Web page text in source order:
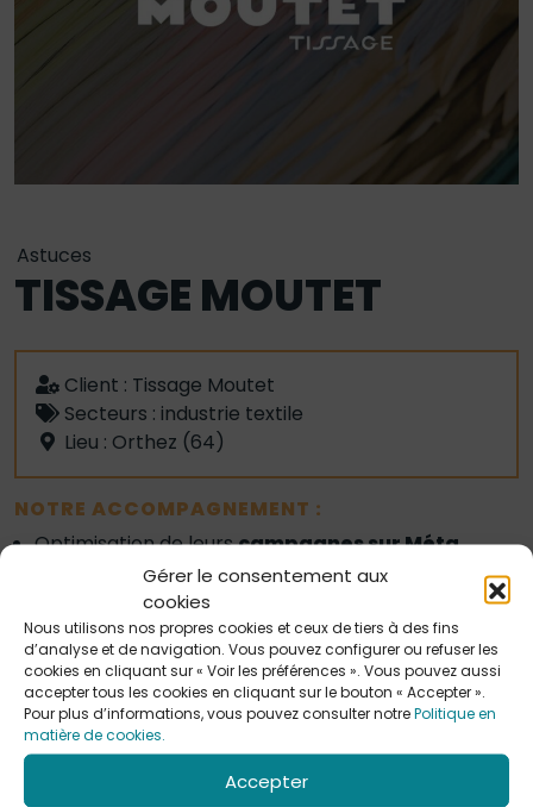
Gérer le consentement aux
cookies
Nous utilisons nos propres cookies et ceux de tiers à des fins
d’analyse et de navigation. Vous pouvez configurer ou refuser les
cookies en cliquant sur « Voir les préférences ». Vous pouvez aussi
accepter tous les cookies en cliquant sur le bouton « Accepter ».
Pour plus d’informations, vous pouvez consulter notrePolitique en
matière de cookies.
Accepter
Astuces
TISSAGE MOUTET
Client : Tissage Moutet
Secteurs : industrie textile
Lieu : Orthez (64)
NOTRE ACCOMPAGNEMENT :
Optimisation de leurscampagnes sur Méta
Améliorer le tracking
piloter leurs actions publicitaires
Il y a quelques temps, nous avons travaillé ensemble
pour la réalisation d’unestratégie réseaux sociaux
claire et alignée avec l’univers de Tissage
Moutet. Puis, avec
nous avons accompagné l’équipe dans la mise en
application concrète de cette stratégie.